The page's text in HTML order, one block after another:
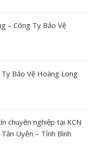
– Công Ty Bảo Vệ
Bảo Vệ Hoàng Long
chuyên nghiệp tại KCN
Uyên – Tỉnh Bình